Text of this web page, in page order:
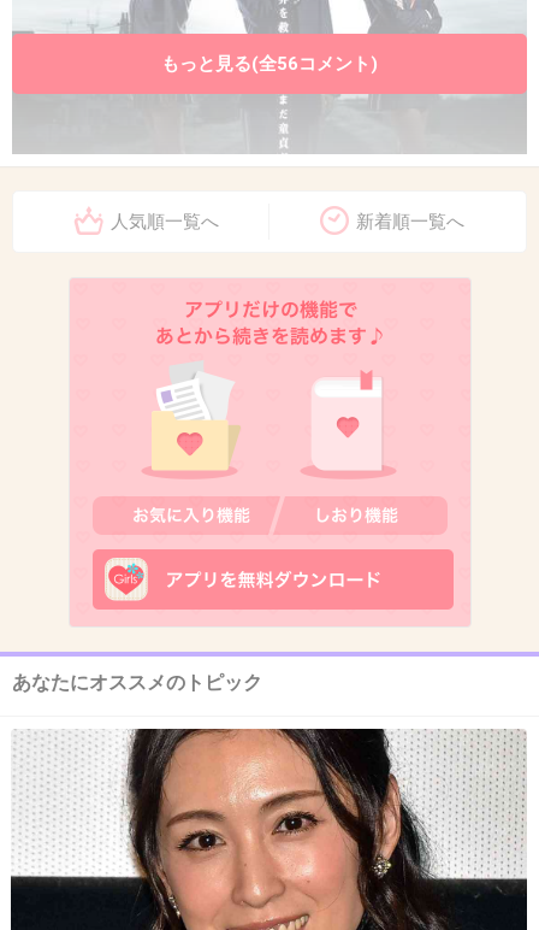
+24
最近あまり見かけなくなった
+9
2013/03/27(水) 13:28:53
旬の人を使えば何でも有りって思ってるから
視聴率とれないんだよ
+11 -2
10. 匿名 2013/03/27(水) 13:29:15
まだ人気あったの？
+5
もっと見る(全56コメント)
人気順一覧へ 新着順一覧へ
あなたにオススメのトピック